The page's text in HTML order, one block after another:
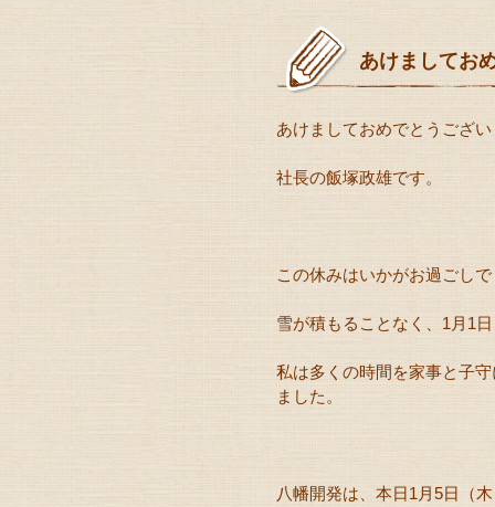
あけましてお
あけましておめでとうござ
社長の飯塚政雄です。
この休みはいかがお過ごし
雪が積もることなく、1月1
私は多くの時間を家事と子
ました。
八幡開発は、本日1月5日（